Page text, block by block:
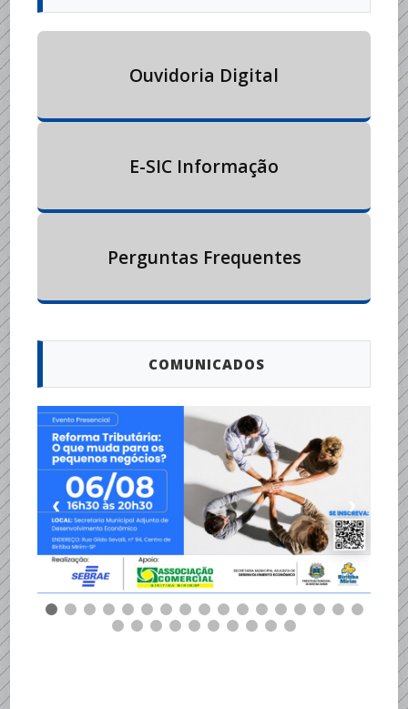
Ouvidoria Digital
E-SIC Informação
Perguntas Frequentes
COMUNICADOS